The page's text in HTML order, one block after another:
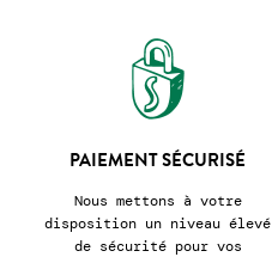
PAIEMENT SÉCURISÉ
Nous mettons à votre
disposition un niveau élevé
de sécurité pour vos